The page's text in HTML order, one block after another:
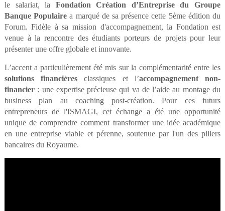
le salariat, la Fondation Création d’Entreprise du Groupe
Banque Populaire a marqué de sa présence cette 5ème édition du
Forum. Fidèle à sa mission d'accompagnement, la Fondation est
venue à la rencontre des étudiants porteurs de projets pour leur
présenter une offre globale et innovante.
L’accent a particulièrement été mis sur la complémentarité entre les
solutions financières classiques et l’accompagnement non-
financier: une expertise précieuse qui va de l’aide au montage du
business plan au coaching post-création. Pour ces futurs
entrepreneurs de l'ISMAGI, cet échange a été une opportunité
unique de comprendre comment transformer une idée académique
en une entreprise viable et pérenne, soutenue par l'un des piliers
bancaires du Royaume.